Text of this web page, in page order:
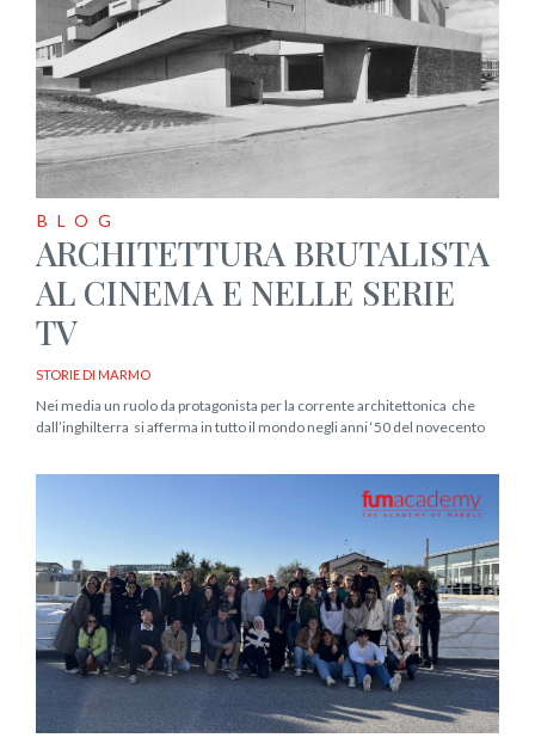
BLOG
ARCHITETTURA BRUTALISTA
AL CINEMA E NELLE SERIE
TV
STORIE DI MARMO
Nei media un ruolo da protagonista per la corrente architettonica che
dall’inghilterra si afferma in tutto il mondo negli anni ‘50 del novecento